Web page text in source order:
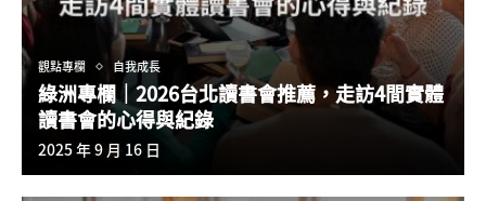
觀點專欄 自我成長
綠洲專欄｜2026台北讀書會推薦，走訪4間實體
讀書會的心得與紀錄
2025 年 9 月 16 日